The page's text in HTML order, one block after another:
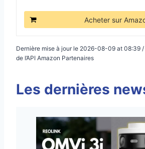
Acheter sur
Dernière mise à jour le 2026-08-09 at 08:39
de l’API Amazon Partenaires
Les dernières